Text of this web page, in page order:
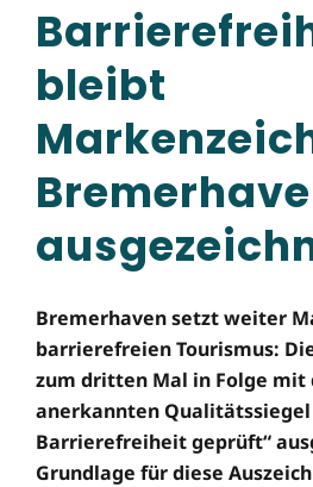
bleibt
Bremerhaven setzt weiter
barrierefreien Tourismus:
zum dritten Mal in Folge mit
anerkannten Qualitätssiegel
Barrierefreiheit geprüft“
Grundlage für diese